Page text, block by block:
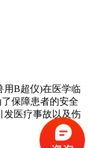
用B超仪)在医学临
保障患者的安全
发医疗事故以及伤